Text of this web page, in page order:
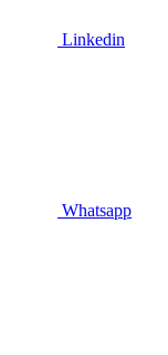
Linkedin
Whatsapp